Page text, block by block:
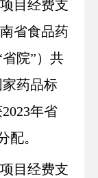
目经费支
省食品药
院”）共
药品标
年省
配。
目经费支